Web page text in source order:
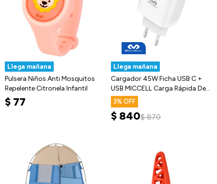
Llega mañana
Pulsera Niños Anti Mosquitos
Repelente Citronela Infantil
$ 77
Llega mañana
Cargador 45W Ficha USB C +
USB MICCELL Carga Rápida De
Pared
3
$ 840$ 870